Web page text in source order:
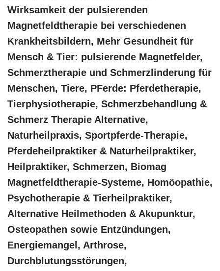
Wirksamkeit der pulsierenden
Magnetfeldtherapie bei verschiedenen
Krankheitsbildern, Mehr Gesundheit für
Mensch & Tier: pulsierende Magnetfelder,
Schmerztherapie und Schmerzlinderung für
Menschen, Tiere, PFerde: Pferdetherapie,
Tierphysiotherapie, Schmerzbehandlung &
Schmerz Therapie Alternative,
Naturheilpraxis, Sportpferde-Therapie,
Pferdeheilpraktiker & Naturheilpraktiker,
Heilpraktiker, Schmerzen, Biomag
Magnetfeldtherapie-Systeme, ‎Homöopathie,
‎Psychotherapie & ‎Tierheilpraktiker,
Alternative Heilmethoden & Akupunktur,
Osteopathen sowie Entzündungen,
Energiemangel, Arthrose,
Durchblutungsstörungen,